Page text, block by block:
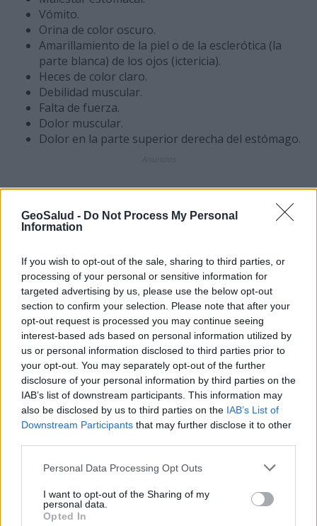
GeoSalud - Do Not Process My Personal
Information
If you wish to opt-out of the sale, sharing to third parties, or
processing of your personal or sensitive information for
targeted advertising by us, please use the below opt-out
section to confirm your selection. Please note that after your
opt-out request is processed you may continue seeing
interest-based ads based on personal information utilized by
us or personal information disclosed to third parties prior to
your opt-out. You may separately opt-out of the further
disclosure of your personal information by third parties on the
IAB’s list of downstream participants. This information may
also be disclosed by us to third parties on the IAB’s List of
Downstream Participants that may further disclose it to other
Personal Data Processing Opt Outs
I want to opt-out of the Sharing of my
personal data.
Opted In
Vómito.
Orina de color oscuro.
Amarillamiento de la piel o de la esclerótica (la
parte blanca) de los ojos (ictericia).
Heces de color claro.
Debilidad muscular.
Falta de fuerza.
Dolor muscular.
Dolor en la parte superior derecha del estómago.
La zidovudina puede causar trastornos sanguíneos
como anemia grave (reducción extrema del número de
glóbulos rojos) o neutropenia (reducción del número
cuidadosamente su recuento de glóbulos sanguíneos
mientras toma zidovudina.
Se ha observado empeoramiento de la enfermedad del
hígado (a veces hasta causar la muerte) de personas
con infección por el VIH y el virus de la hepatitis C (VHC)
al mismo tiempo, que toman medicamentos contra el
VIH y también interferón solo o con ribavirina para la
infección por el VHC.
Si toma zidovudina e interferón solo o con ribavirina y
tiene efectos secundarios, infórmeselo a su proveedor
de atención de salud. Mientras tome zidovudina, es
importante acudir a todas las citas con su proveedor de
Cómo se debe guardar este
medicamento?